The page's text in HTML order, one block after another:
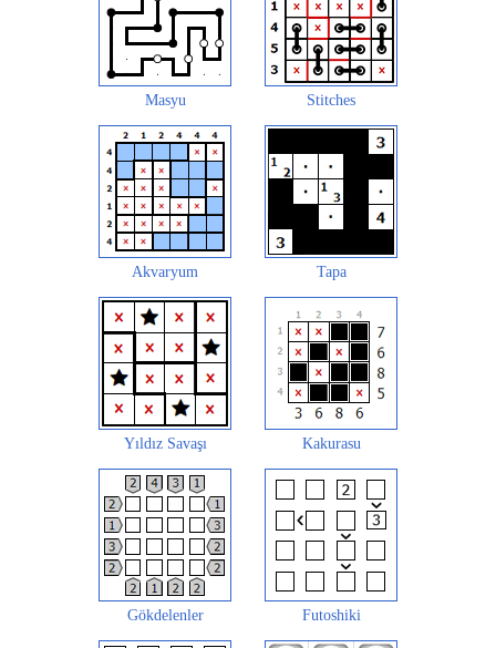
Masyu Stitches
Akvaryum Tapa
Yıldız Savaşı Kakurasu
Gökdelenler Futoshiki